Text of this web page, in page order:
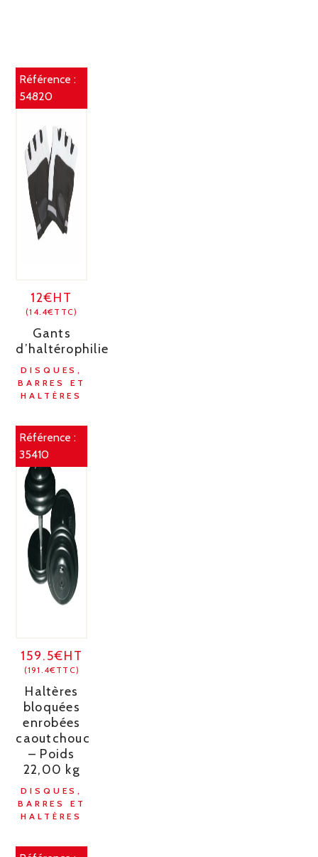
Référence :
54820
12€HT
(14.4€TTC)
Gants
d’haltérophilie
DISQUES,
BARRES ET
HALTÈRES
Référence :
35410
159.5€HT
(191.4€TTC)
Haltères
bloquées
enrobées
caoutchouc
– Poids
22,00 kg
DISQUES,
BARRES ET
HALTÈRES